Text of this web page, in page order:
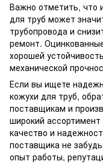
Важно отметить, что
для труб может
трубопровода и
ремонт.
хорошей
механической
Если вы ищете
кожухи для труб,
поставщикам и
широкий
качество и
поставщика не
опыт работы,